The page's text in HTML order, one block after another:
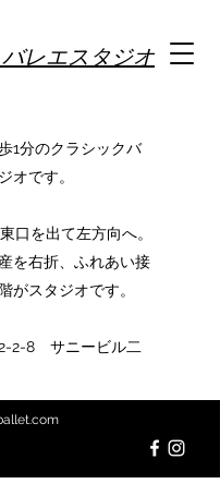
レエスタジオ
1分のクラシックバ
オです。
口を出て左方向へ。
を右折、ふれあい接
がスタジオです。
2-8 サニービル二